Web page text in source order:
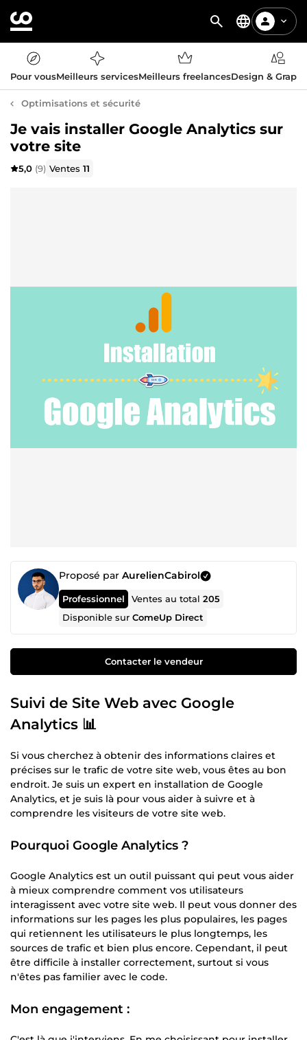
Pour vousMeilleurs servicesMeilleurs freelancesDesign &
Optimisations et sécurité
Je vais installer Google Analytics sur
votre site
5,0 (9) Ventes11
Proposé par AurelienCabirol
Professionnel Ventes au total205
Disponible surComeUp Direct
Contacter le vendeur
Suivi de Site Web avec Google
Analytics 📊
Si vous cherchez à obtenir des informations claires et
précises sur le trafic de votre site web, vous êtes au bon
endroit. Je suis un expert en installation de Google
Analytics, et je suis là pour vous aider à suivre et à
comprendre les visiteurs de votre site web.
Pourquoi Google Analytics ?
Google Analytics est un outil puissant qui peut vous aider
à mieux comprendre comment vos utilisateurs
interagissent avec votre site web. Il peut vous donner des
informations sur les pages les plus populaires, les pages
qui retiennent les utilisateurs le plus longtemps, les
sources de trafic et bien plus encore. Cependant, il peut
être difficile à installer correctement, surtout si vous
n'êtes pas familier avec le code.
Mon engagement :